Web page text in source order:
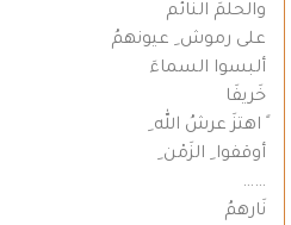
والحلمَ النائم
على رموش ِ عيونهمُ
ألبسوا السماءَ
خَريفَا
ً اهتزَ عرشُ الله ِ
أوقفوا ِ الزَمْن ِ
……
نَارهمُ